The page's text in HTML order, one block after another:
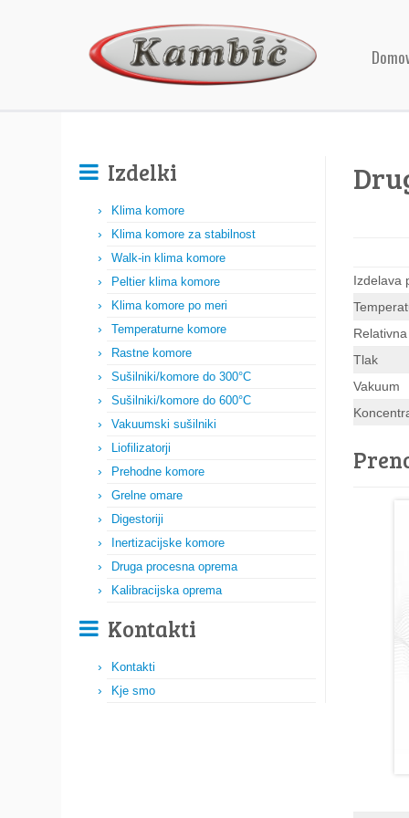
Izdelki
Klima komore
Klima komore za stabilnost
Walk-in klima komore
Peltier klima komore
Klima komore po meri
Temperaturne komore
Rastne komore
Sušilniki/komore do 300°C
Sušilniki/komore do 600°C
Vakuumski sušilniki
Liofilizatorji
Prehodne komore
Grelne omare
Digestoriji
Inertizacijske komore
Druga procesna oprema
Kalibracijska oprema
Kontakti
Kontakti
Kje smo
Izdelava
Tlak
Vakuum